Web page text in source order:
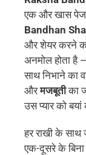
एक और खास पेज
Bandhan
और शेयर करने को
अनमोल होता है
साथ निभाने का
औरमजबूतीका
उस प्यार को
हर राखी के साथ
एक-दूसरे के बिना